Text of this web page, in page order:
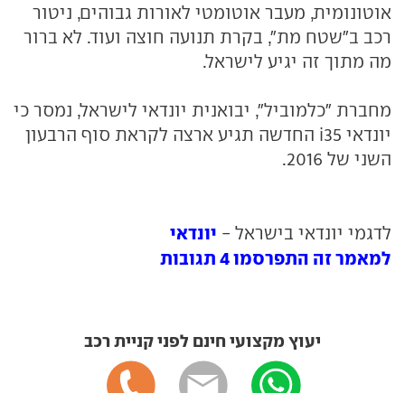
אוטונומית, מעבר אוטומטי לאורות גבוהים, ניטור
רכב ב"שטח מת", בקרת תנועה חוצה ועוד. לא ברור
מה מתוך זה יגיע לישראל.
מחברת "כלמוביל", יבואנית יונדאי לישראל, נמסר כי
יונדאי i35 החדשה תגיע ארצה לקראת סוף הרבעון
השני של 2016.
לדגמי יונדאי בישראל - יונדאי
למאמר זה התפרסמו 4 תגובות
יעוץ מקצועי חינם לפני קניית רכב